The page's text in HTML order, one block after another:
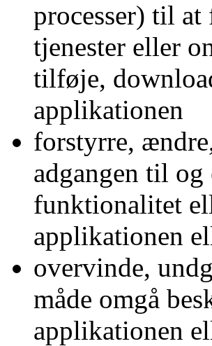
processer) til
tjenester eller
tilføje,
applikationen
forstyrre,
adgangen til
funktionalitet
applikationen
overvinde,
måde omgå
applikationen